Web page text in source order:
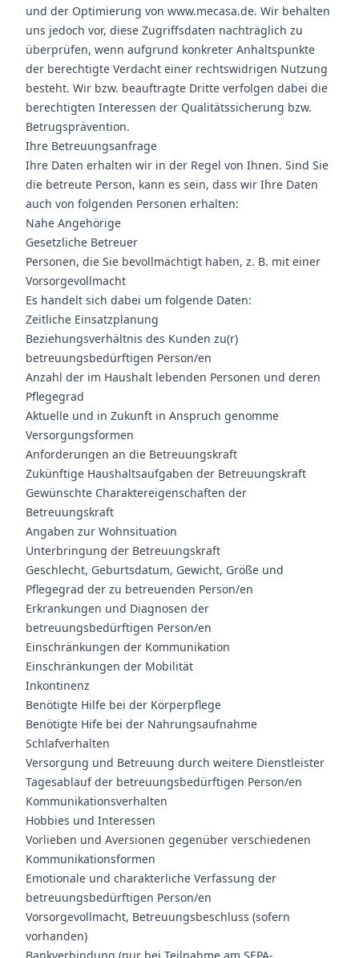
und der Optimierung von www.mecasa.de. Wir behalten
uns jedoch vor, diese Zugriffsdaten nachträglich zu
überprüfen, wenn aufgrund konkreter Anhaltspunkte
der berechtigte Verdacht einer rechtswidrigen Nutzung
besteht. Wir bzw. beauftragte Dritte verfolgen dabei die
berechtigten Interessen der Qualitätssicherung bzw.
Betrugsprävention.
Ihre Betreuungsanfrage
Ihre Daten erhalten wir in der Regel von Ihnen. Sind Sie
die betreute Person, kann es sein, dass wir Ihre Daten
auch von folgenden Personen erhalten:
Nahe Angehörige
Gesetzliche Betreuer
Personen, die Sie bevollmächtigt haben, z. B. mit einer
Vorsorgevollmacht
Es handelt sich dabei um folgende Daten:
Zeitliche Einsatzplanung
Beziehungsverhältnis des Kunden zu(r)
betreuungsbedürftigen Person/en
Anzahl der im Haushalt lebenden Personen und deren
Pflegegrad
Aktuelle und in Zukunft in Anspruch genomme
Versorgungsformen
Anforderungen an die Betreuungskraft
Zukünftige Haushaltsaufgaben der Betreuungskraft
Gewünschte Charaktereigenschaften der
Betreuungskraft
Angaben zur Wohnsituation
Unterbringung der Betreuungskraft
Geschlecht, Geburtsdatum, Gewicht, Größe und
Pflegegrad der zu betreuenden Person/en
Erkrankungen und Diagnosen der
betreuungsbedürftigen Person/en
Einschränkungen der Kommunikation
Einschränkungen der Mobilität
Inkontinenz
Benötigte Hilfe bei der Körperpflege
Benötigte Hife bei der Nahrungsaufnahme
Schlafverhalten
Versorgung und Betreuung durch weitere Dienstleister
Tagesablauf der betreuungsbedürftigen Person/en
Kommunikationsverhalten
Hobbies und Interessen
Vorlieben und Aversionen gegenüber verschiedenen
Kommunikationsformen
Emotionale und charakterliche Verfassung der
betreuungsbedürftigen Person/en
Vorsorgevollmacht, Betreuungsbeschluss (sofern
vorhanden)